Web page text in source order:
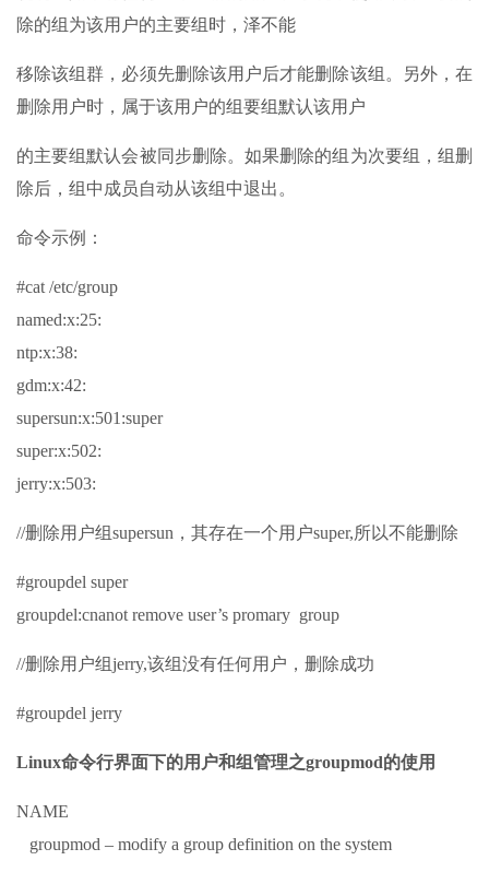
除的组为该用户的主要组时，泽不能
移除该组群，必须先删除该用户后才能删除该组。另外，在
删除用户时，属于该用户的组要组默认该用户
的主要组默认会被同步删除。如果删除的组为次要组，组删
除后，组中成员自动从该组中退出。
命令示例：
#cat /etc/group
named:x:25:
ntp:x:38:
gdm:x:42:
supersun:x:501:super
super:x:502:
jerry:x:503:
//删除用户组supersun，其存在一个用户super,所以不能删除
#groupdel super
groupdel:cnanot remove user’s promary group
//删除用户组jerry,该组没有任何用户，删除成功
#groupdel jerry
Linux命令行界面下的用户和组管理之groupmod的使用
NAME
groupmod – modify a group definition on the system